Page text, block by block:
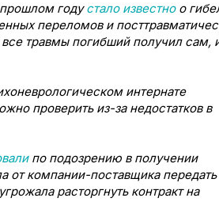
годустало известноо
переломов и
все травмы погибший получил сам,
интернате
проверить из-за недостатков в
по подозрению в получении
от компании-поставщика
расторгнуть контракт на